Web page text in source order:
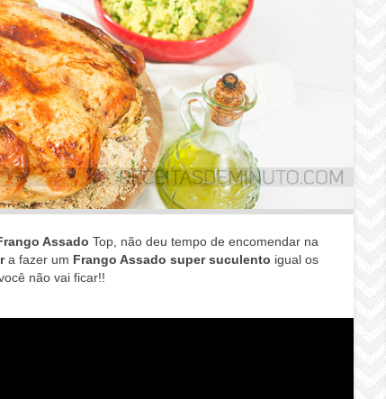
Assado Top, não deu tempo de encomendar na
a fazer um Frango Assado super suculento igual os
não vai ficar!!